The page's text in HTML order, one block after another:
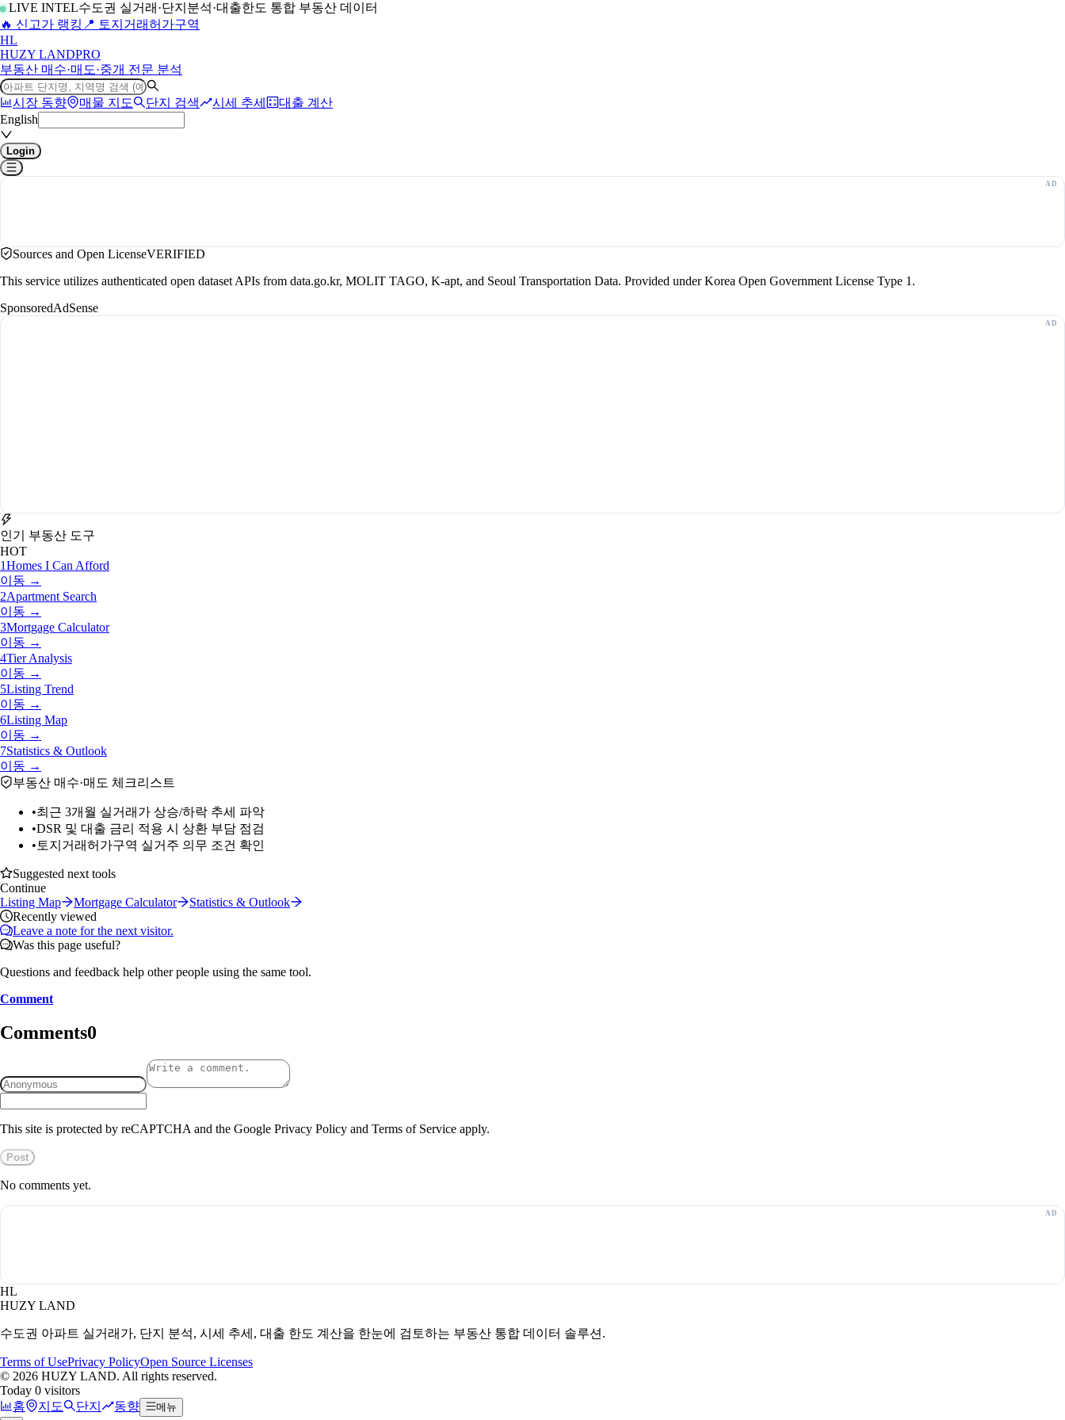
LIVE INTEL수도권 실거래·단지분석·대출한도 통합 부동산 데이터
🔥 신고가 랭킹 📍 토지거래허가구역
HL
HUZY LANDPRO
부동산 매수·매도·중개 전문 분석
시장 동향 매물 지도 단지 검색 시세 추세
대출 계산
English
Login
Sources and Open LicenseVERIFIED
This service utilizes authenticated open dataset APIs from data.go.kr, MOLIT TAGO, K-apt, and Seoul Transportation Data. Provided under Korea Open Government License Type 1.
SponsoredAdSense
인기 부동산 도구
HOT
1Homes I Can Afford
이동 →
2Apartment Search
이동 →
3Mortgage Calculator
이동 →
4Tier Analysis
이동 →
5Listing Trend
이동 →
6Listing Map
이동 →
7Statistics & Outlook
이동 →
부동산 매수·매도 체크리스트
•최근 3개월 실거래가 상승/하락 추세 파악
•DSR 및 대출 금리 적용 시 상환 부담 점검
• 토지거래허가구역 실거주 의무 조건 확인
Suggested next tools
Continue
Listing Map
Mortgage Calculator
Statistics & Outlook
Recently viewed
Leave a note for the next visitor.
Was this page useful?
Questions and feedback help other people using the same tool.
Comment
Comments0
This site is protected by reCAPTCHA and the Google Privacy Policy and Terms of Service apply.
Post
No comments yet.
HL
HUZY LAND
수도권 아파트 실거래가, 단지 분석, 시세 추세, 대출 한도 계산을 한눈에 검토하는 부동산 통합 데이터 솔루션.
Terms of UsePrivacy PolicyOpen Source Licenses
© 2026 HUZY LAND. All rights reserved.
Today 0 visitors
홈
지도 단지 동향 메뉴